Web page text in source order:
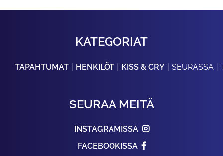
KATEGORIAT
TAPAHTUMAT HENKILÖT KISS & CRY SEURASSA
SEURAA MEITÄ
INSTAGRAMISSA
FACEBOOKISSA